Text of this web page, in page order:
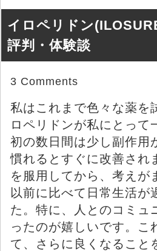
イロペリドン
評判・体験談
3 Comments
私はこれまで色々な薬を
ロペリドンが私にとって
初の数日間は少し副作用
慣れるとすぐに改善され
を服用してから、考えが
以前に比べて日常生活が
た。特に、人とのコミュ
ったのが嬉しいです。こ
て、さらに良くなること